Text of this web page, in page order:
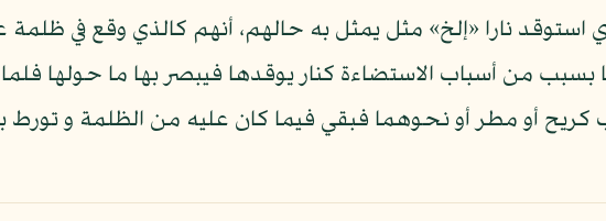
استوقد نارا «إلخ» مثل يمثل به حالهم، أنهم كالذي وقع في ظلمة
من أسباب الاستضاءة كنار يوقدها فيبصر بها ما حولها
كريح أو مطر أو نحوهما فبقي فيما كان عليه من الظلمة و تورط